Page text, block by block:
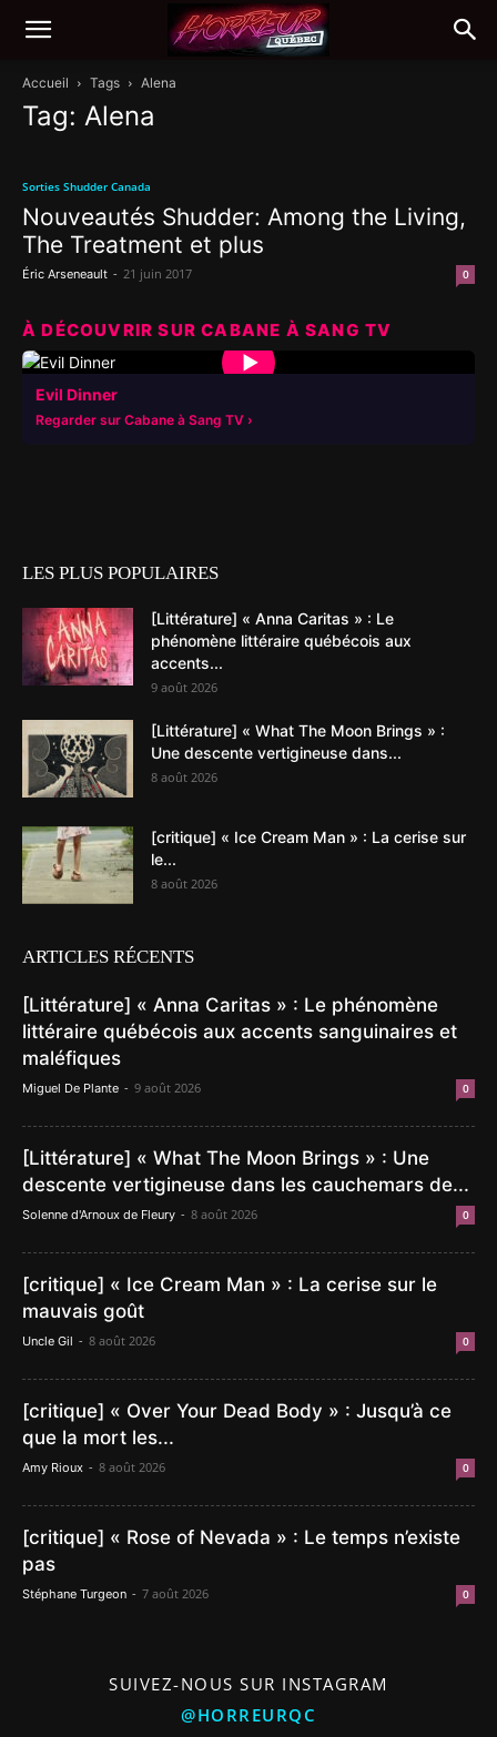
Accueil Tags Alena
Tag: Alena
Sorties Shudder Canada
Nouveautés Shudder: Among the Living,
The Treatment et plus
Éric Arseneault - 21 juin 2017 0
À DÉCOUVRIR SUR CABANE À SANG TV
▶
Evil Dinner
Regarder sur Cabane à Sang TV
LES PLUS POPULAIRES
[Littérature] « Anna Caritas » : Le
phénomène littéraire québécois aux
accents...
9 août 2026
[Littérature] « What The Moon Brings » :
Une descente vertigineuse dans...
8 août 2026
[critique] « Ice Cream Man » : La cerise sur
le...
8 août 2026
ARTICLES RÉCENTS
[Littérature] « Anna Caritas » : Le phénomène
littéraire québécois aux accents sanguinaires et
maléfiques
Miguel De Plante - 9 août 2026 0
[Littérature] « What The Moon Brings » : Une
descente vertigineuse dans les cauchemars de...
Solenne d'Arnoux de Fleury - 8 août 2026 0
[critique] « Ice Cream Man » : La cerise sur le
mauvais goût
Uncle Gil - 8 août 2026 0
[critique] « Over Your Dead Body » : Jusqu’à ce
que la mort les...
Amy Rioux - 8 août 2026 0
[critique] « Rose of Nevada » : Le temps n’existe
pas
Stéphane Turgeon - 7 août 2026 0
SUIVEZ-NOUS SUR INSTAGRAM
@HORREURQC